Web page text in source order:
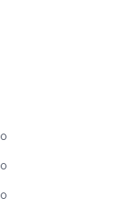
0
0
0